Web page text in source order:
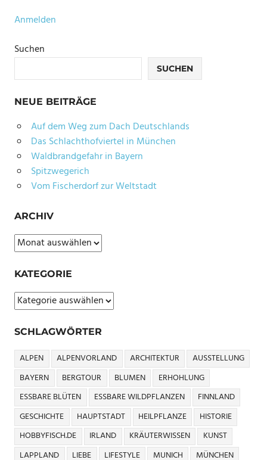
ROMANTIK
VALENTINSTAG
Anmelden
Suchen
SUCHEN
NEUE BEITRÄGE
Auf dem Weg zum Dach Deutschlands
Das Schlachthofviertel in München
Waldbrandgefahr in Bayern
Spitzwegerich
Vom Fischerdorf zur Weltstadt
ARCHIV
Archiv
KATEGORIE
Kategorie
SCHLAGWÖRTER
ALPEN ALPENVORLAND ARCHITEKTUR
AUSSTELLUNG
BAYERN
BERGTOUR BLUMEN
ERHOHLUNG
ESSBARE BLÜTEN
ESSBARE WILDPFLANZEN
FINNLAND
GESCHICHTE
HAUPTSTADT HEILPFLANZE
HISTORIE
HOBBYFISCH.DE
IRLAND KRÄUTERWISSEN
KUNST
LAPPLAND
LIEBE LIFESTYLE MUNICH MÜNCHEN